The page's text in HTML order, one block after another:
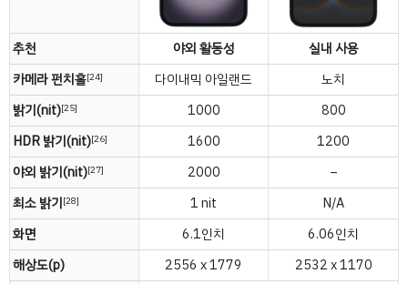
추천 야외 활동성
실내 사용
카메라 펀치홀[24] 다이내믹 아일랜드
노치
밝기(nit)[25] 1000
800
HDR 밝기(nit)[26] 1600
1200
야외 밝기(nit)[27] 2000
–
최소 밝기[28] 1 nit
N/A
화면
6.1인치
6.06인치
해상도(p)
2556 x 1779
2532 x 1170